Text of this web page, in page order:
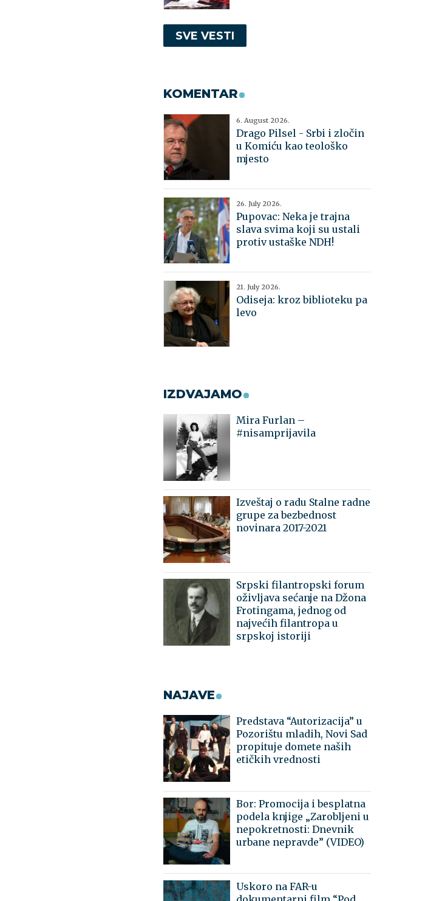
SVE VESTI
KOMENTAR
6. August 2026.
Drago Pilsel - Srbi i zločin
u Komiću kao teološko
mjesto
26. July 2026.
Pupovac: Neka je trajna
slava svima koji su ustali
protiv ustaške NDH!
21. July 2026.
Odiseja: kroz biblioteku pa
levo
IZDVAJAMO
Mira Furlan –
#nisamprijavila
Izveštaj o radu Stalne radne
grupe za bezbednost
novinara 2017-2021
Srpski filantropski forum
oživljava sećanje na Džona
Frotingama, jednog od
najvećih filantropa u
srpskoj istoriji
NAJAVE
Predstava “Autorizacija” u
Pozorištu mladih, Novi Sad
propituje domete naših
etičkih vrednosti
Bor: Promocija i besplatna
podela knjige „Zarobljeni u
nepokretnosti: Dnevnik
urbane nepravde” (VIDEO)
Uskoro na FAR-u